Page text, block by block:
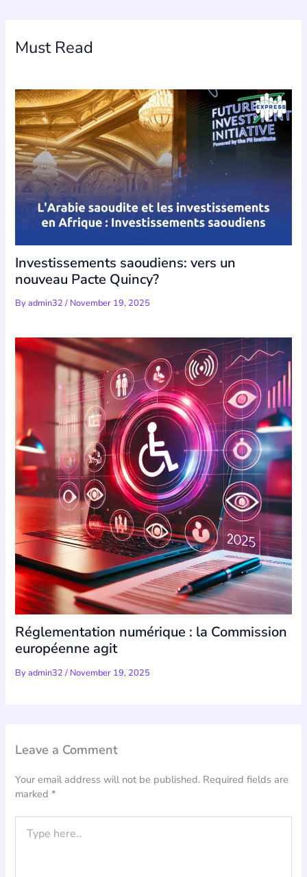
Must Read
Investissements saoudiens: vers un
nouveau Pacte Quincy?
Byadmin32/ November 19, 2025
Réglementation numérique : la Commission
européenne agit
Byadmin32/ November 19, 2025
Leave a Comment
Your email address will not be published. Required fields are
marked*
here..